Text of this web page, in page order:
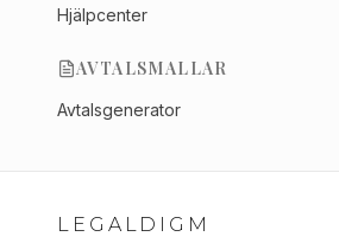
Hjälpcenter
AVTALSMALLAR
Avtalsgenerator
LEGALDIGM